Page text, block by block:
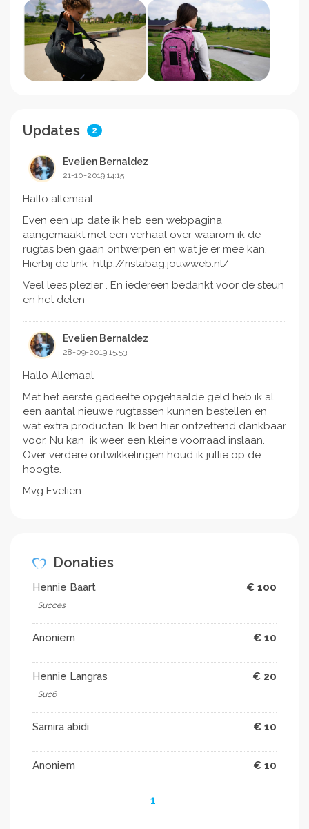
Updates 2
Evelien Bernaldez
21-10-2019 14:15
Hallo allemaal
Even een up date ik heb een webpagina
aangemaakt met een verhaal over waarom ik de
rugtas ben gaan ontwerpen en wat je er mee kan.
Hierbij de link http://ristabag.jouwweb.nl/
Veel lees plezier . En iedereen bedankt voor de steun
en het delen
Evelien Bernaldez
28-09-2019 15:53
Hallo Allemaal
Met het eerste gedeelte opgehaalde geld heb ik al
een aantal nieuwe rugtassen kunnen bestellen en
wat extra producten. Ik ben hier ontzettend dankbaar
voor. Nu kan ik weer een kleine voorraad inslaan.
Over verdere ontwikkelingen houd ik jullie op de
hoogte.
Mvg Evelien
Donaties
Hennie Baart € 100
Succes
Anoniem € 10
Hennie Langras € 20
Suc6
Samira abidi € 10
Anoniem € 10
1